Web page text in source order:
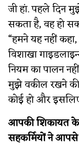
जी हां. पहले दिन
सकता है, वह हो
“हमने यह नहीं
विशाखा
नियम का पालन
मुझे वकील रखने की
कोई हो और
आपकी शिकायत के
सहकर्मियों ने